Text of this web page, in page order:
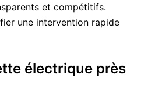
et compétitifs.
une intervention rapide
électrique près